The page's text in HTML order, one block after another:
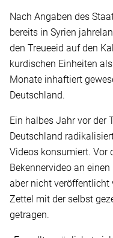
Nach Angaben des
bereits in Syrien
den Treueeid auf den
kurdischen Einheiten
Monate inhaftiert
Deutschland.
Ein halbes Jahr vor der
Deutschland
Videos konsumiert. Vor
Bekennervideo an
aber nicht veröffentlicht
Zettel mit der selbst
getragen.